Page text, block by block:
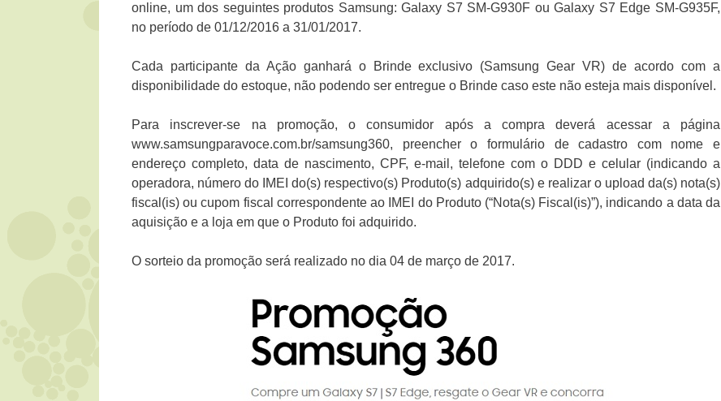
online, um dos seguintes produtos Samsung: Galaxy S7 SM-G930F ou Galaxy S7 Edge SM-G935F,
no período de 01/12/2016 a 31/01/2017.
Cada participante da Ação ganhará o Brinde exclusivo (Samsung Gear VR) de acordo com a
disponibilidade do estoque, não podendo ser entregue o Brinde caso este não esteja mais disponível.
Para inscrever-se na promoção, o consumidor após a compra deverá acessar a página
www.samsungparavoce.com.br/samsung360, preencher o formulário de cadastro com nome e
endereço completo, data de nascimento, CPF, e-mail, telefone com o DDD e celular (indicando a
operadora, número do IMEI do(s) respectivo(s) Produto(s) adquirido(s) e realizar o upload da(s) nota(s)
fiscal(is) ou cupom fiscal correspondente ao IMEI do Produto (“Nota(s) Fiscal(is)”), indicando a data da
aquisição e a loja em que o Produto foi adquirido.
O sorteio da promoção será realizado no dia 04 de março de 2017.